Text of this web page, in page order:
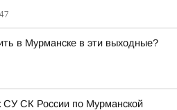
в Мурманске в эти выходные?
СУ СК России по Мурманской